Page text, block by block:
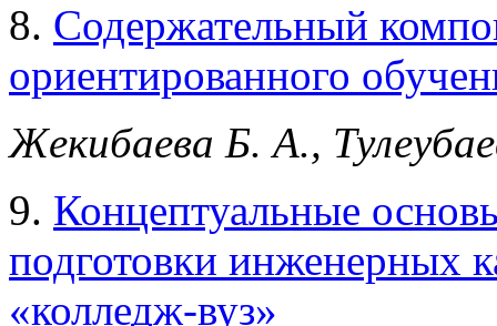
8. Содержательный
ориентированного
Жекибаева Б. А.,
9. Концептуальные
подготовки инженерных
«колледж-вуз»